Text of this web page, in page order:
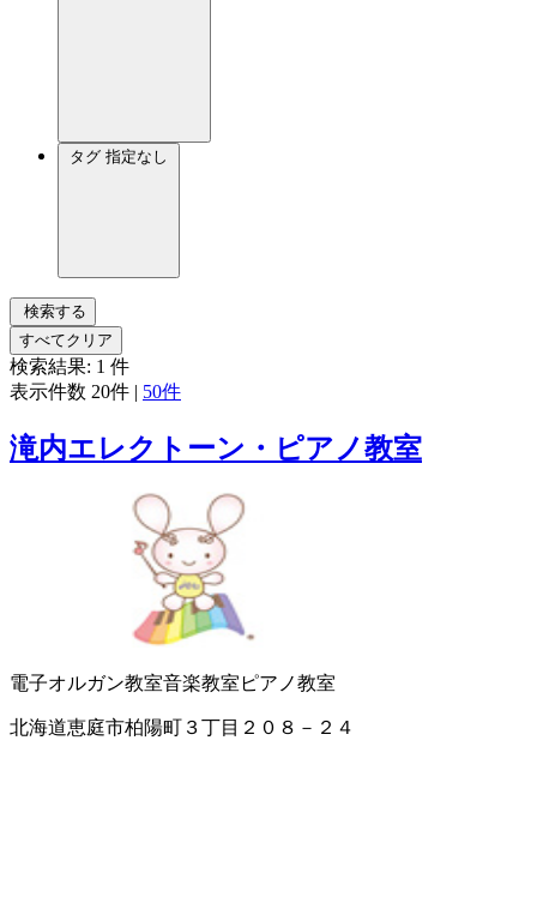
タグ 指定なし
検索する
すべてクリア
検索結果: 1 件
表示件数 20件 | 50件
滝内エレクトーン・ピアノ教室
電子オルガン教室音楽教室 ピアノ教室
北海道恵庭市柏陽町３丁目２０８－２４